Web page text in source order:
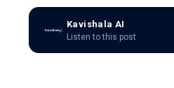
Kavishala AI
Listen to this post